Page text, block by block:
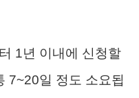
1년 이내에 신청할
7~20일 정도 소요됩